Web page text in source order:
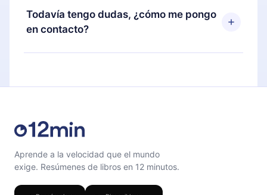
También puedes leer o escuchar tus títulos
favoritos sin conexión y desafiarte con un
puedes cancelar en cualquier momento y el
próximo ciclo de facturación no ocurrirá.
Todavía tengo dudas, ¿cómo me pongo
en contacto?
Siéntete libre de contactarnos en
Aprende a la velocidad que el mundo
exige. Resúmenes de libros en 12 minutos.